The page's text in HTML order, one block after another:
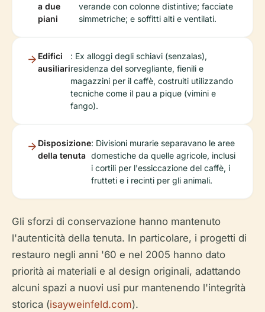
a due
piani
verande con colonne distintive; facciate
simmetriche; e soffitti alti e ventilati.
Edifici
ausiliari
: Ex alloggi degli schiavi (senzalas),
residenza del sorvegliante, fienili e
magazzini per il caffè, costruiti utilizzando
tecniche come il pau a pique (vimini e
fango).
Disposizione
della tenuta
: Divisioni murarie separavano le aree
domestiche da quelle agricole, inclusi
i cortili per l'essiccazione del caffè, i
frutteti e i recinti per gli animali.
Gli sforzi di conservazione hanno mantenuto
l'autenticità della tenuta. In particolare, i progetti di
restauro negli anni '60 e nel 2005 hanno dato
priorità ai materiali e al design originali, adattando
alcuni spazi a nuovi usi pur mantenendo l'integrità
storica (isayweinfeld.com).